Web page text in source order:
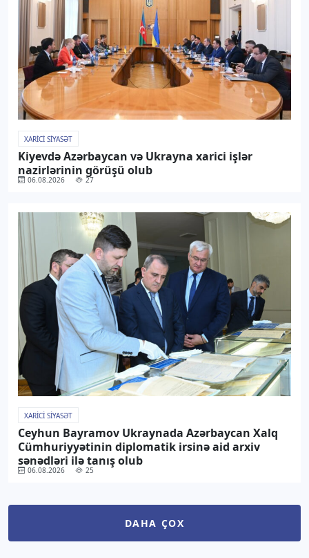
XARICI SIYASƏT
Kiyevdə Azərbaycan və Ukrayna xarici işlər
nazirlərinin görüşü olub
06.08.2026 27
XARICI SIYASƏT
Ceyhun Bayramov Ukraynada Azərbaycan Xalq
Cümhuriyyətinin diplomatik irsinə aid arxiv
sənədləri ilə tanış olub
06.08.2026 25
DAHA ÇOX